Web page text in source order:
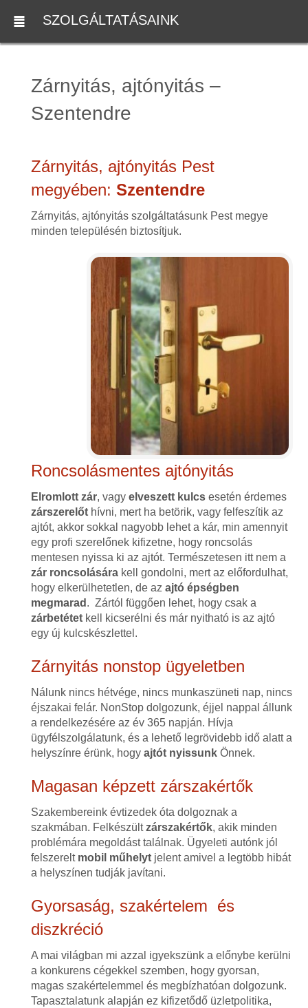
SZOLGÁLTATÁSAINK
Zárnyitás, ajtónyitás –
Szentendre
Zárnyitás, ajtónyitás Pest
megyében: Szentendre
Zárnyitás, ajtónyitás szolgáltatásunk Pest megye
minden településén biztosítjuk.
Roncsolásmentes ajtónyitás
Elromlott zár, vagy elveszett kulcsesetén érdemes
zárszerelőthívni, mert ha betörik, vagy felfeszítik az
ajtót, akkor sokkal nagyobb lehet a kár, min amennyit
egy profi szerelőnek kifizetne, hogy roncsolás
mentesen nyissa ki az ajtót. Természetesen itt nem a
zár roncsolásárakell gondolni, mert az előfordulhat,
hogy elkerülhetetlen, de az ajtó épségben
megmarad . Zártól függően lehet, hogy csak a
zárbetétetkell kicserélni és már nyitható is az ajtó
egy új kulcskészlettel.
Zárnyitás nonstop ügyeletben
Nálunk nincs hétvége, nincs munkaszüneti nap, nincs
éjszakai felár. NonStop dolgozunk, éjjel nappal állunk
a rendelkezésére az év 365 napján. Hívja
ügyfélszolgálatunk, és a lehető legrövidebb idő alatt a
helyszínre érünk, hogy ajtót nyissunkÖnnek.
Magasan képzett zárszakértők
Szakembereink évtizedek óta dolgoznak a
szakmában. Felkészültzárszakértők, akik minden
problémára megoldást találnak. Ügyeleti autónk jól
felszerelt mobil műhelytjelent amivel a legtöbb hibát
a helyszínen tudják javítani.
Gyorsaság, szakértelem és
diszkréció
A mai világban mi azzal igyekszünk a előnybe kerülni
a konkurens cégekkel szemben, hogy gyorsan,
magas szakértelemmel és megbízhatóan dolgozunk.
Tapasztalatunk alapján ez kifizetődő üzletpolitika,